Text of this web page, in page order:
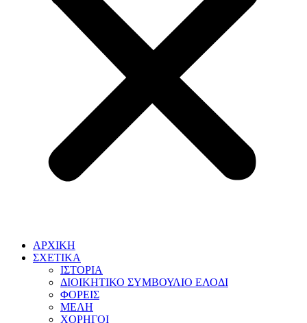
ΑΡΧΙΚΗ
ΣΧΕΤΙΚΑ
ΙΣΤΟΡΙΑ
ΔΙΟΙΚΗΤΙΚΟ ΣΥΜΒΟΥΛΙΟ ΕΛΟΔΙ
ΦΟΡΕΙΣ
ΜΕΛΗ
ΧΟΡΗΓΟΙ